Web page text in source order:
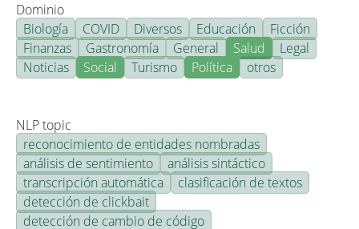
Dominio
Biología
COVID Diversos Educación
Ficción
Finanzas
Gastronomía General Salud
Legal
Noticias
Social Turismo Política otros
NLP topic
reconocimiento de entidades nombradas
análisis de sentimiento
análisis sintáctico
transcripción automática
clasificación de textos
detección de clickbait
detección de cambio de código